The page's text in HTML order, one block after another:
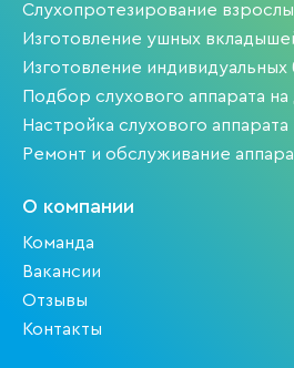
Слухопротезирование
Изготовление ушных
Изготовление
Подбор слухового аппарата
Настройка слухового аппарата
Ремонт и обслуживание
О компании
Команда
Вакансии
Отзывы
Контакты